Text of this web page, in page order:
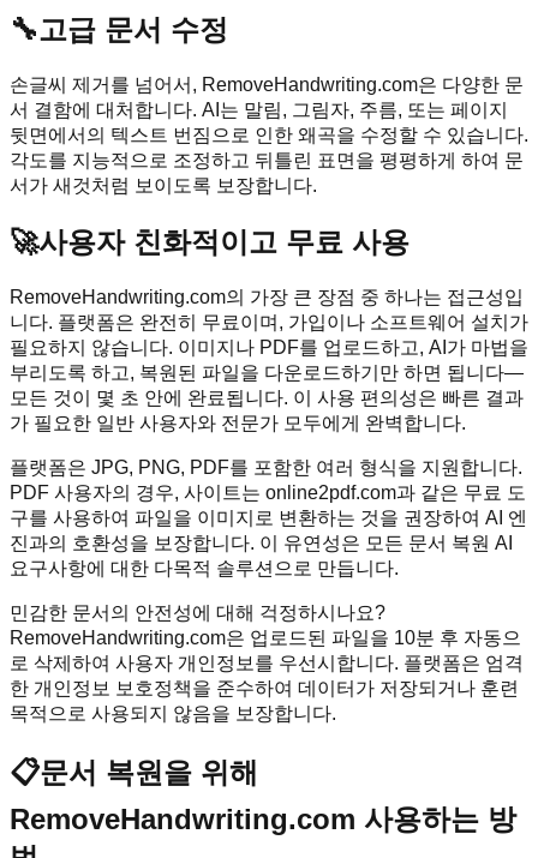
🔧고급 문서 수정
손글씨 제거를 넘어서, RemoveHandwriting.com은 다양한 문
서 결함에 대처합니다. AI는 말림, 그림자, 주름, 또는 페이지
뒷면에서의 텍스트 번짐으로 인한 왜곡을 수정할 수 있습니다.
각도를 지능적으로 조정하고 뒤틀린 표면을 평평하게 하여 문
서가 새것처럼 보이도록 보장합니다.
🚀사용자 친화적이고 무료 사용
RemoveHandwriting.com의 가장 큰 장점 중 하나는 접근성입
니다. 플랫폼은 완전히 무료이며, 가입이나 소프트웨어 설치가
필요하지 않습니다. 이미지나 PDF를 업로드하고, AI가 마법을
부리도록 하고, 복원된 파일을 다운로드하기만 하면 됩니다—
모든 것이 몇 초 안에 완료됩니다. 이 사용 편의성은 빠른 결과
가 필요한 일반 사용자와 전문가 모두에게 완벽합니다.
플랫폼은 JPG, PNG, PDF를 포함한 여러 형식을 지원합니다.
PDF 사용자의 경우, 사이트는 online2pdf.com과 같은 무료 도
구를 사용하여 파일을 이미지로 변환하는 것을 권장하여 AI 엔
진과의 호환성을 보장합니다. 이 유연성은 모든 문서 복원 AI
요구사항에 대한 다목적 솔루션으로 만듭니다.
민감한 문서의 안전성에 대해 걱정하시나요?
RemoveHandwriting.com은 업로드된 파일을 10분 후 자동으
로 삭제하여 사용자 개인정보를 우선시합니다. 플랫폼은 엄격
한 개인정보 보호정책을 준수하여 데이터가 저장되거나 훈련
목적으로 사용되지 않음을 보장합니다.
📋문서 복원을 위해
RemoveHandwriting.com 사용하는 방